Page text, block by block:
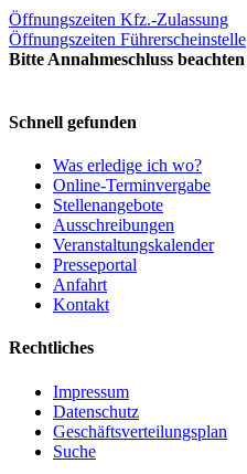
Öffnungszeiten Kfz.-Zulassung
Öffnungszeiten Führerscheinstelle
Bitte Annahmeschluss beachten
Schnell gefunden
Was erledige ich wo?
Online-Terminvergabe
Stellenangebote
Ausschreibungen
Veranstaltungskalender
Presseportal
Anfahrt
Kontakt
Rechtliches
Impressum
Datenschutz
Geschäftsverteilungsplan
Suche